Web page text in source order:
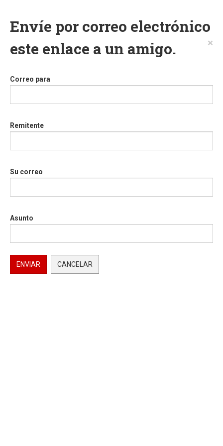
Envíe por correo electrónico
este enlace a un amigo.
×
Correo para
Remitente
Su correo
Asunto
ENVIAR CANCELAR